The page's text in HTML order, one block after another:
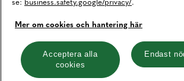
Betalningar online sköts i samarbete
Cookies Integritetspolicy
Hantera cookies
Mer om cookies och hantering här
Acceptera alla
cookies
Endast